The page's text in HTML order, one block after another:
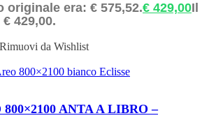
originale era: € 575,52.€ 429,00Il
429,00.
Rimuovi da Wishlist